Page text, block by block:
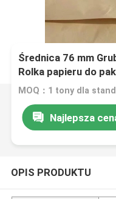
Średnica 76 mm
Rolka papieru do
Najlepsza
OPIS PRODUKTU